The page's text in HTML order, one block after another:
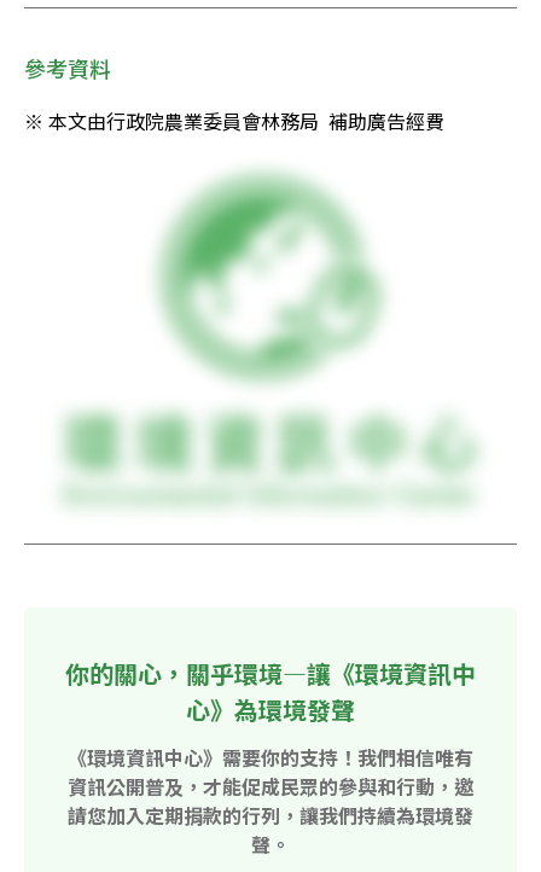
參考資料
※ 本文由行政院農業委員會林務局  補助廣告經費
你的關心，關乎環境—讓《環境資訊中
心》為環境發聲
《環境資訊中心》需要你的支持！我們相信唯有
資訊公開普及，才能促成民眾的參與和行動，邀
請您加入定期捐款的行列，讓我們持續為環境發
聲。